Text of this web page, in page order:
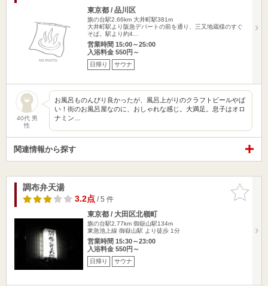
東京都 / 品川区
旗の台駅2.66km 大井町駅381m
大井町駅より阪急デパートの前を通り、三又地蔵様のすぐ
そば。駅より約4…
営業時間 15:00～25:00
入浴料金 550円～
日帰り サウナ
40代 男
性
お風呂ものんびり良かったが、風呂上がりのクラフトビールやば
い！街のお風呂屋なのに、おしゃれな感じ。大満足。息子はオロ
ナミン…
関連情報から探す
お気に入
りに追加
調布弁天湯
3.2点/ 5 件
東京都 / 大田区北嶺町
旗の台駅2.77km 御嶽山駅134m
東急池上線 御嶽山駅 より徒歩 1分
営業時間 15:30～23:00
入浴料金 550円～
日帰り サウナ